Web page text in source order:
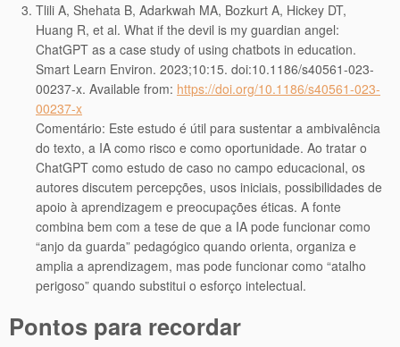
Tlili A, Shehata B, Adarkwah MA, Bozkurt A, Hickey DT,
Huang R, et al. What if the devil is my guardian angel:
ChatGPT as a case study of using chatbots in education.
Smart Learn Environ. 2023;10:15. doi:10.1186/s40561-023-
00237-x. Available from: https://doi.org/10.1186/s40561-023-
00237-x
Comentário: Este estudo é útil para sustentar a ambivalência
do texto, a IA como risco e como oportunidade. Ao tratar o
ChatGPT como estudo de caso no campo educacional, os
autores discutem percepções, usos iniciais, possibilidades de
apoio à aprendizagem e preocupações éticas. A fonte
combina bem com a tese de que a IA pode funcionar como
“anjo da guarda” pedagógico quando orienta, organiza e
amplia a aprendizagem, mas pode funcionar como “atalho
perigoso” quando substitui o esforço intelectual.
Pontos para recordar